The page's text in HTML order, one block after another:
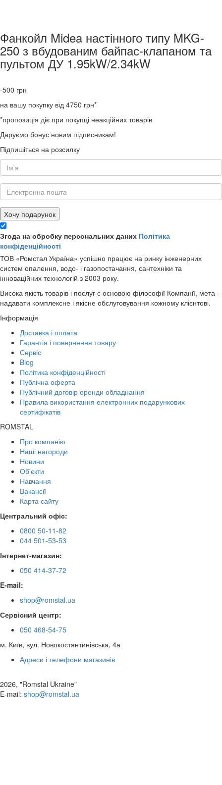
Фанкойл Midea настінного типу MKG-
250 з вбудованим байпас-клапаном та
пультом ДУ 1.95kW/2.34kW
-500 грн
на вашу покупку від 4750 грн*
*пропозиція діє при покупці неакційних товарів
Даруємо бонус новим підписникам!
Підпишіться на розсилку
Хочу подарунок
Згода на обробку персональних даних Політика
конфіденційності
ТОВ «Ромстал Україна» успішно працює на ринку інженерних
систем опалення, водо- і газопостачання, сантехніки та
інноваційних технологій з 2003 року.
Висока якість товарів і послуг є основою філософії Компанії, мета –
надавати комплексне і якісне обслуговування кожному клієнтові.
Інформація
Доставка і оплата
Гарантія і повернення товару
Сервіс
Blog
Політика конфіденційності
Публічна оферта
Публічний договір оренди обладнання
Правила використання електронних подарункових
сертифікатів
ROMSTAL
Про компанію
Наші нагороди
Новини
Об'єкти
Навчання
Вакансії
Карта сайту
Центральний офіс:
0800 50-11-82
044 501-53-53
Інтернет-магазин:
050 414-37-72
E-mail:
shop@romstal.ua
Сервісний центр:
050 468-54-75
м. Київ, вул. Новокостянтинівська, 4а
Адреси і телефони магазинів
2026, "Romstal Ukraine"
​E-mail: shop@romstal.ua